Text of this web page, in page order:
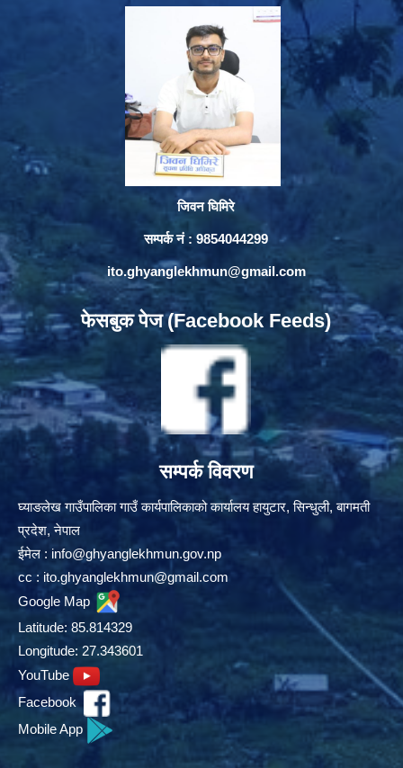
जिवन घिमिरे
सम्पर्क नं : 9854044299
ito.ghyanglekhmun@gmail.com
फेसबुक पेज (Facebook Feeds)
सम्पर्क विवरण
घ्याङलेख गाउँपालिका गाउँ कार्यपालिकाको कार्यालय हायुटार, सिन्धुली, बागमती
प्रदेश, नेपाल
ईमेल : info@ghyanglekhmun.gov.np
cc : ito.ghyanglekhmun@gmail.com
Google Map
Latitude: 85.814329
Longitude: 27.343601
YouTube
Facebook
Mobile App